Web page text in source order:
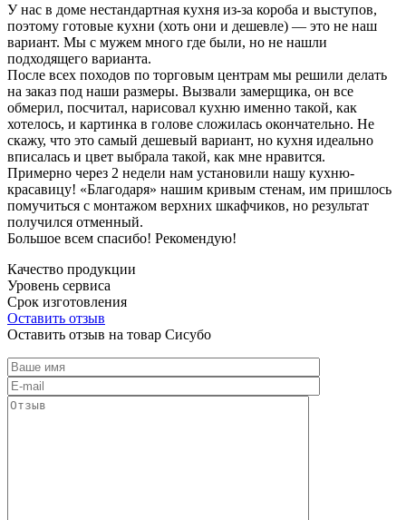
У нас в доме нестандартная кухня из-за короба и выступов,
поэтому готовые кухни (хоть они и дешевле) — это не наш
вариант. Мы с мужем много где были, но не нашли
подходящего варианта.
После всех походов по торговым центрам мы решили делать
на заказ под наши размеры. Вызвали замерщика, он все
обмерил, посчитал, нарисовал кухню именно такой, как
хотелось, и картинка в голове сложилась окончательно. Не
скажу, что это самый дешевый вариант, но кухня идеально
вписалась и цвет выбрала такой, как мне нравится.
Примерно через 2 недели нам установили нашу кухню-
красавицу! «Благодаря» нашим кривым стенам, им пришлось
помучиться с монтажом верхних шкафчиков, но результат
получился отменный.
Большое всем спасибо! Рекомендую!
Качество продукции
Уровень сервиса
Срок изготовления
Оставить отзыв
Оставить отзыв на товар Сисубо